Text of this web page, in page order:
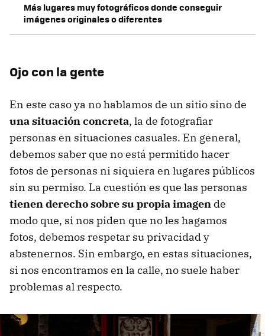
Más lugares muy fotográficos donde conseguir
imágenes originales o diferentes
Ojo con la gente
En este caso ya no hablamos de un sitio sino de
una situación concreta, la de fotografiar
personas en situaciones casuales. En general,
debemos saber que no está permitido hacer
fotos de personas ni siquiera en lugares públicos
sin su permiso. La cuestión es que las personas
tienen derecho sobre su propia imagen de
modo que, si nos piden que no les hagamos
fotos, debemos respetar su privacidad y
abstenernos. Sin embargo, en estas situaciones,
si nos encontramos en la calle, no suele haber
problemas al respecto.